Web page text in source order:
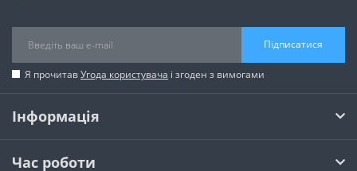
Підписатися
Я прочитавУгода користувача і згоден з вимогами
Інформація
Час роботи